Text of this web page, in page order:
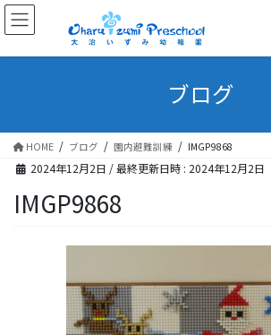
ブログ
HOME ブログ 園内避難訓練 IMGP9868
2024年12月2日 / 最終更新日時 : 2024年12月2日
IMGP9868